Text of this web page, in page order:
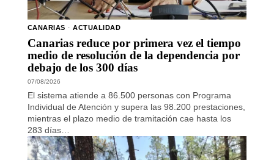
CANARIAS · ACTUALIDAD
Canarias reduce por primera vez el tiempo
medio de resolución de la dependencia por
debajo de los 300 días
07/08/2026
El sistema atiende a 86.500 personas con Programa
Individual de Atención y supera las 98.200 prestaciones,
mientras el plazo medio de tramitación cae hasta los
283 días…